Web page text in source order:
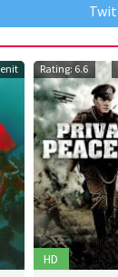
Twit
Rating: 6.6
HD